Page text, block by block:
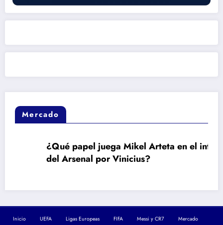
Mercado
¿Qué papel juega Mikel Arteta en el interés
del Arsenal por Vinicius?
Inicio UEFA Ligas Europeas FIFA Messi y CR7
Mercado